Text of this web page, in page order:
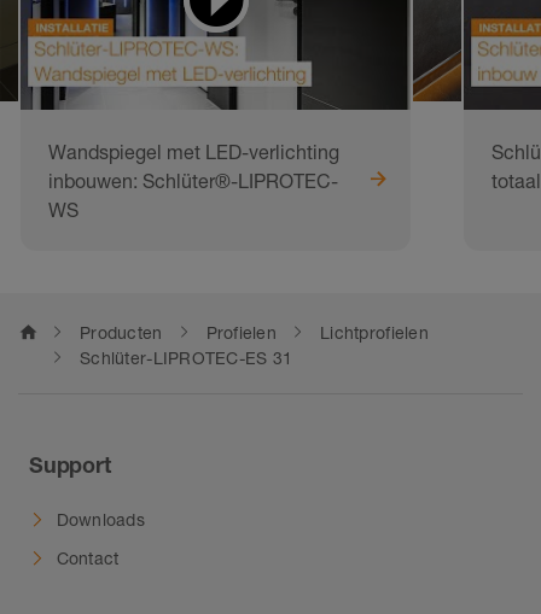
Wandspiegel met LED-verlichting
inbouwen: Schlüter®-LIPROTEC-
WS
home Producten Profielen
Lichtprofielen
Schlüter-LIPROTEC-ES 31
Support
Downloads
Contact